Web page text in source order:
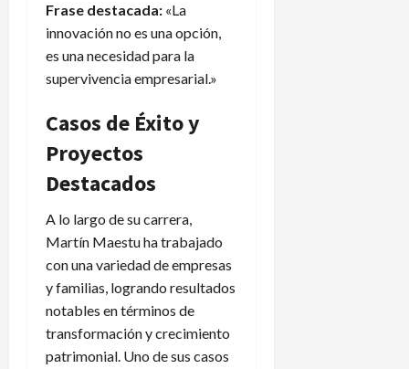
Frase destacada: «La
innovación no es una opción,
es una necesidad para la
supervivencia empresarial.»
Casos de Éxito y
Proyectos
Destacados
A lo largo de su carrera,
Martín Maestu ha trabajado
con una variedad de empresas
y familias, logrando resultados
notables en términos de
transformación y crecimiento
patrimonial. Uno de sus casos